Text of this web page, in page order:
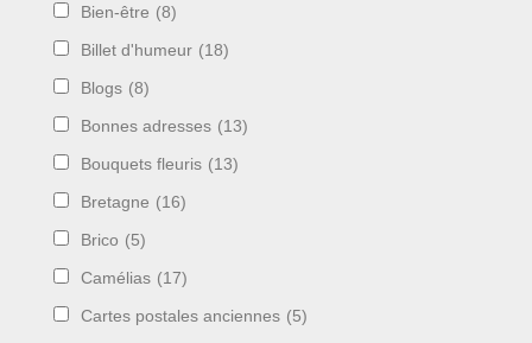
Bien-être (8)
Billet d'humeur (18)
Blogs (8)
Bonnes adresses (13)
Bouquets fleuris (13)
Bretagne (16)
Brico (5)
Camélias (17)
Cartes postales anciennes (5)